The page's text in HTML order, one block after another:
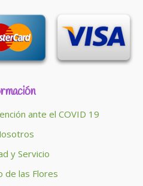
ante el COVID 19
y Servicio
de las Flores